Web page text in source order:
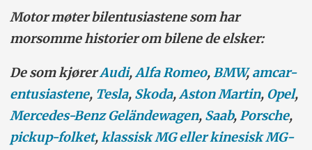
Vi har nå 907.187 stasjonsvogner
registrert av i alt 3.464.405 personbiler
Antall kontra marked gjør at
stasjonsvogner holder seg langt høyere i
pris enn biler med «rumpe» (sedaner).
Motor møter bilentusiastene som har
morsomme historier om bilene de elsker:
De som kjørerAudi,Alfa Romeo,BMW,amcar-
entusiastene, Tesla, Skoda,Aston Martin, Opel,
Mercedes-Benz Geländewagen, Saab,Porsche,
pickup-folket,klassisk MG eller kinesisk MG-